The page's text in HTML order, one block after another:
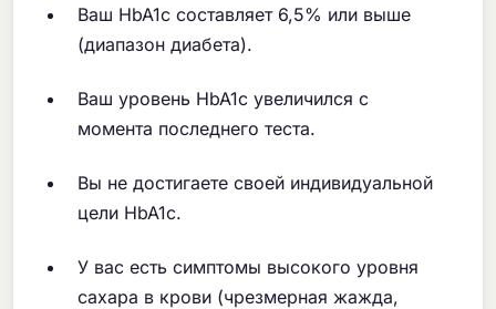
Ваш HbA1c составляет 6,5% или выше
(диапазон диабета).
Ваш уровень HbA1c увеличился с
момента последнего теста.
Вы не достигаете своей индивидуальной
цели HbA1c.
У вас есть симптомы высокого уровня
сахара в крови (чрезмерная жажда,